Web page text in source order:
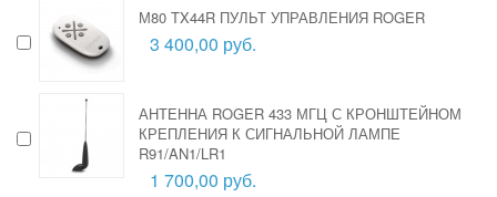
М80 TX44R ПУЛЬТ УПРАВЛЕНИЯ ROGER
3 400,00 руб.
АНТЕННА ROGER 433 МГЦ С КРОНШТЕЙНОМ
КРЕПЛЕНИЯ К СИГНАЛЬНОЙ ЛАМПЕ
R91/AN1/LR1
1 700,00 руб.